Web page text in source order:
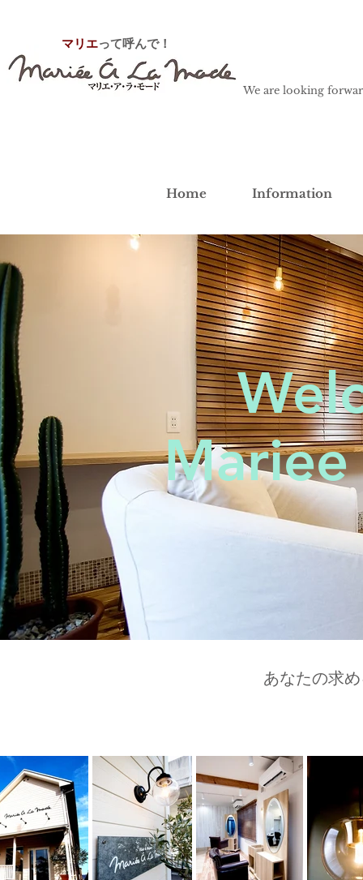
マリエって呼んで！
We are looking
Home Information
あなたの求